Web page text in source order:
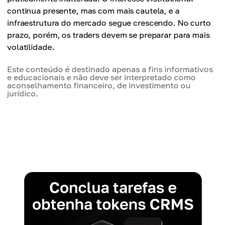
continua presente, mas com mais cautela, e a
infraestrutura do mercado segue crescendo. No curto
prazo, porém, os traders devem se preparar para mais
volatilidade.
Este conteúdo é destinado apenas a fins informativos
e educacionais e não deve ser interpretado como
aconselhamento financeiro, de investimento ou
jurídico.